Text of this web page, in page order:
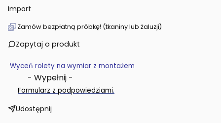
Import
Zamów bezpłatną próbkę! (tkaniny lub żaluzji)
Zapytaj o produkt
Wyceń rolety na wymiar z montażem
- Wypełnij -
Formularz z podpowiedziami.
Udostępnij